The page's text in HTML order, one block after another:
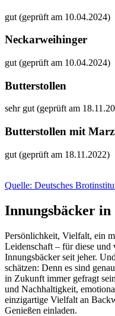
gut (geprüft am 10.04.2024)
Neckarweihinger
gut (geprüft am 10.04.2024)
Butterstollen
sehr gut (geprüft am
Butterstollen mit
gut (geprüft am 18.11.2022)
Quelle: Deutsches
Innungsbäcker in
Persönlichkeit, Vielfalt, ein
Leidenschaft – für diese und
Innungsbäcker seit jeher.
schätzen: Denn es sind
in Zukunft immer gefragt
und Nachhaltigkeit,
einzigartige Vielfalt an
Genießen einladen.